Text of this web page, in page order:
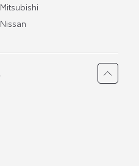
Mitsubishi
Nissan